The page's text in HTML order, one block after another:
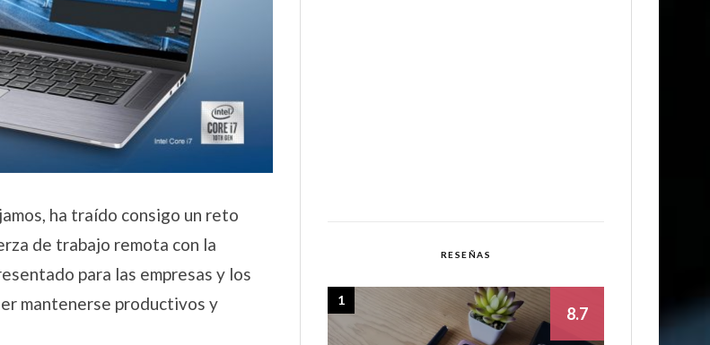
ha traído consigo un reto
de trabajo remota con la
para las empresas y los
mantenerse productivos y
RESEÑAS
8.7
1